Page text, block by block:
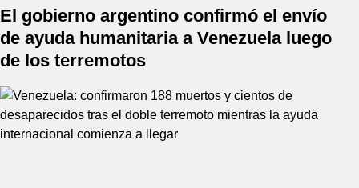
El gobierno argentino confirmó el envío
de ayuda humanitaria a Venezuela luego
de los terremotos